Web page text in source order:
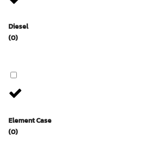
Diesel
(0)
Element Case
(0)